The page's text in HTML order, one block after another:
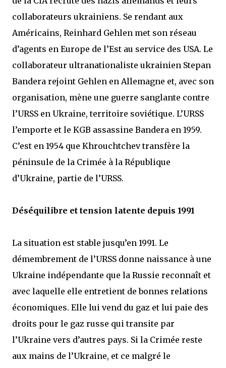
collaborateurs ukrainiens. Se rendant aux
Américains, Reinhard Gehlen met son réseau
d’agents en Europe de l’Est au service des USA. Le
collaborateur ultranationaliste ukrainien Stepan
Bandera rejoint Gehlen en Allemagne et, avec son
organisation, mène une guerre sanglante contre
l’URSS en Ukraine, territoire soviétique. L’URSS
l’emporte et le KGB assassine Bandera en 1959.
C’est en 1954 que Khrouchtchev transfère la
péninsule de la Crimée à la République
d’Ukraine, partie de l’URSS.
Déséquilibre et tension latente depuis 1991
La situation est stable jusqu’en 1991. Le
démembrement de l’URSS donne naissance à une
Ukraine indépendante que la Russie reconnaît et
avec laquelle elle entretient de bonnes relations
économiques. Elle lui vend du gaz et lui paie des
droits pour le gaz russe qui transite par
l’Ukraine vers d’autres pays. Si la Crimée reste
aux mains de l’Ukraine, et ce malgré le